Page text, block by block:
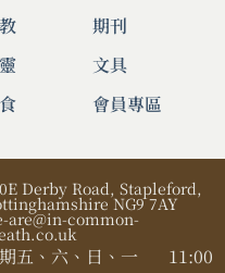
期刊
文具
會員專區
Derby Road, Stapleford,
NG9 7AY
are@in-common-
五、六、日、一
11:00